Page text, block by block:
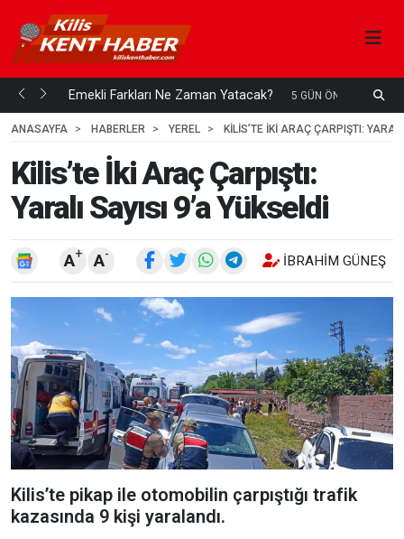
mi... Emekli Farkları Ne Zaman Yatacak? 5 GÜN ÖNCE
ANASAYFA
HABERLER YEREL KILIS’TE İKI ARAÇ ÇARPIŞTI:
Kilis’te İki Araç Çarpıştı:
Yaralı Sayısı 9’a Yükseldi
A+ A- İBRAHIM GÜNEŞ
Kilis’te pikap ile otomobilin çarpıştığı trafik
kazasında 9 kişi yaralandı.